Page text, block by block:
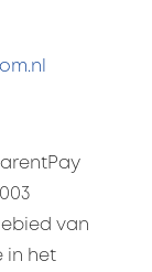
van
in het